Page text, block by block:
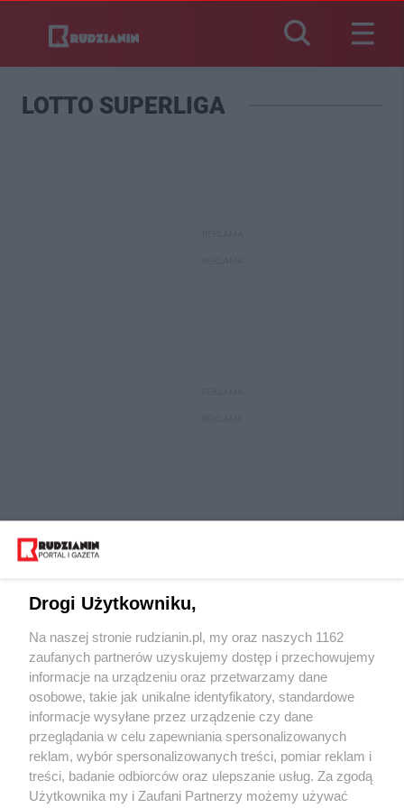
LOTTO SUPERLIGA
Wydawca mediów lokalnych
Nie zapomnij
zapoznać się z:
polityką prywatności regulamin korzystania z portali
Twojemiasto Skontaktuj sięz nami
Drogi Użytkowniku,
Na naszej stronie rudzianin.pl, my oraz naszych 1162
zaufanych partnerów uzyskujemy dostęp i przechowujemy
informacje na urządzeniu oraz przetwarzamy dane
osobowe, takie jak unikalne identyfikatory, standardowe
informacje wysyłane przez urządzenie czy dane
przeglądania w celu zapewniania spersonalizowanych
reklam, wybór spersonalizowanych treści, pomiar reklam i
treści, badanie odbiorców oraz ulepszanie usług. Za zgodą
Użytkownika my i Zaufani Partnerzy możemy używać